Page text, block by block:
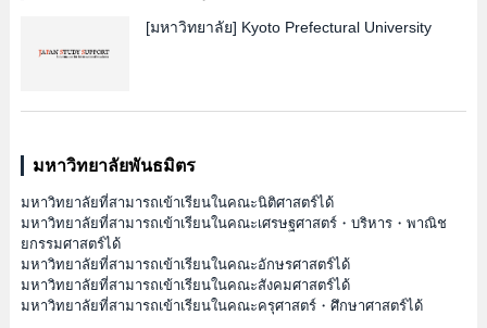
[มหาวิทยาลัย] Kyoto Prefectural University
มหาวิทยาลัยพันธมิตร
มหาวิทยาลัยที่สามารถเข้าเรียนในคณะนิติศาสตร์ได้
มหาวิทยาลัยที่สามารถเข้าเรียนในคณะเศรษฐศาสตร์・บริหาร・พาณิช
ยกรรมศาสตร์ได้
มหาวิทยาลัยที่สามารถเข้าเรียนในคณะอักษรศาสตร์ได้
มหาวิทยาลัยที่สามารถเข้าเรียนในคณะสังคมศาสตร์ได้
มหาวิทยาลัยที่สามารถเข้าเรียนในคณะครุศาสตร์・ศึกษาศาสตร์ได้